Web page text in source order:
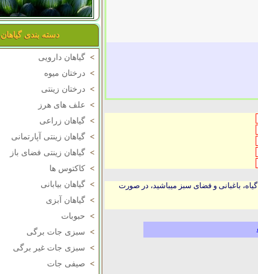
دسته بندی گیاهان
> گیاهان دارویی
> درختان میوه
> درختان زینتی
> علف های هرز
> گیاهان زراعی
> گیاهان زینتی آپارتمانی
> گیاهان زینتی فضای باز
> کاکتوس ها
> گیاهان بیابانی
> گیاهان آبزی
> حبوبات
> سبزی جات برگی
> سبزی جات غیر برگی
> صیفی جات
باغبانی و فضای سبز میباشید، در صورت